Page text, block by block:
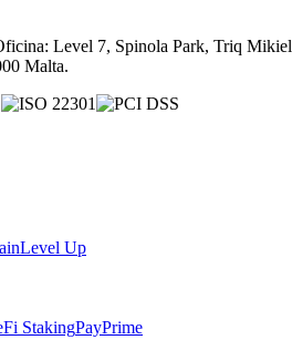
Level 7, Spinola Park, Triq Mikiel
Malta.
Level Up
StakingPayPrime